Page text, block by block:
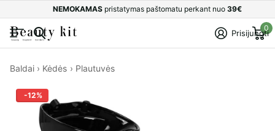
NEMOKAMAS pristatymas paštomatu perkant nuo 39€
Prisijungti
0
Baldai › Kėdės › Plautuvės
-12%